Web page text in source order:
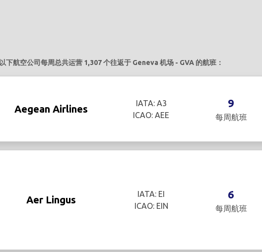
以下航空公司每周总共运营 1,307 个往返于 Geneva 机场 - GVA 的航班：
Aegean Airlines
IATA: A3
ICAO: AEE
9
每周航班
Aer Lingus
IATA: EI
ICAO: EIN
6
每周航班